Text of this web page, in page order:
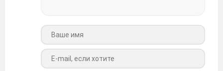
Ваше имя
Ваш e-mail